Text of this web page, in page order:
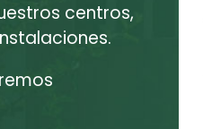
centros,